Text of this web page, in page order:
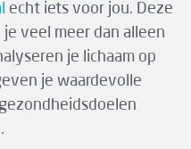
echt iets voor jou. Deze
veel meer dan alleen
je lichaam op
je waardevolle